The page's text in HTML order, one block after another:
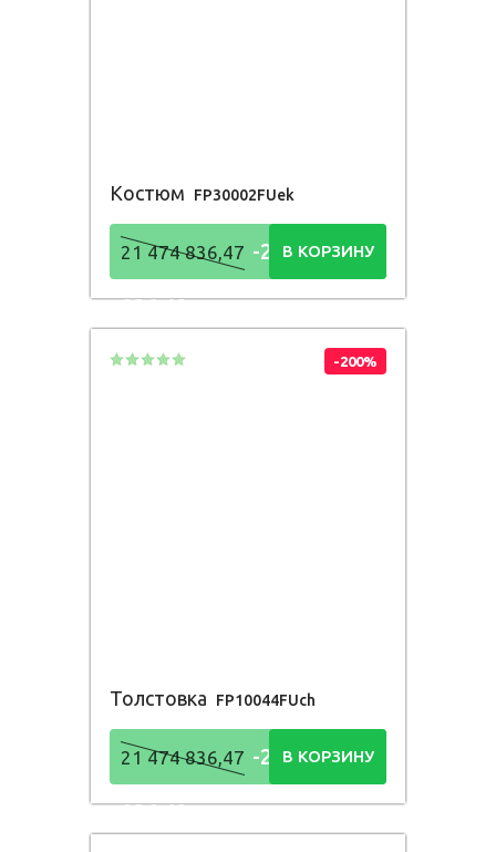
Костюм FP30002FUek
21 474 836,47 -21 474
836,48Р
В КОРЗИНУ
-200%
Толстовка FP10044FUch
21 474 836,47 -21 474
836,48Р
В КОРЗИНУ